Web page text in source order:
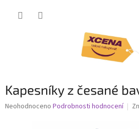
Kapesníky z česané
Průměrné
Neohodnoceno Podrobnosti hodnocení